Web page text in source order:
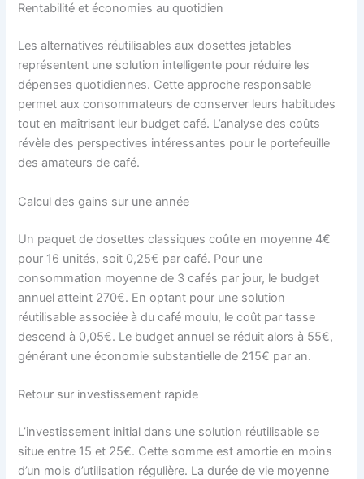
Rentabilité et économies au quotidien
Les alternatives réutilisables aux dosettes jetables
représentent une solution intelligente pour réduire les
dépenses quotidiennes. Cette approche responsable
permet aux consommateurs de conserver leurs habitudes
tout en maîtrisant leur budget café. L’analyse des coûts
révèle des perspectives intéressantes pour le portefeuille
des amateurs de café.
Calcul des gains sur une année
Un paquet de dosettes classiques coûte en moyenne 4€
pour 16 unités, soit 0,25€ par café. Pour une
consommation moyenne de 3 cafés par jour, le budget
annuel atteint 270€. En optant pour une solution
réutilisable associée à du café moulu, le coût par tasse
descend à 0,05€. Le budget annuel se réduit alors à 55€,
générant une économie substantielle de 215€ par an.
Retour sur investissement rapide
L’investissement initial dans une solution réutilisable se
situe entre 15 et 25€. Cette somme est amortie en moins
d’un mois d’utilisation régulière. La durée de vie moyenne